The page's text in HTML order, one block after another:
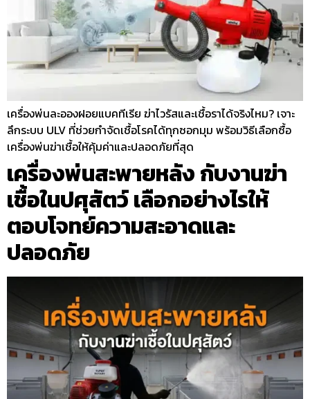
เครื่องพ่นละอองฝอยแบคทีเรีย ฆ่าไวรัสและเชื้อราได้จริงไหม? เจาะ
ลึกระบบ ULV ที่ช่วยกำจัดเชื้อโรคได้ทุกซอกมุม พร้อมวิธีเลือกซื้อ
เครื่องพ่นฆ่าเชื้อให้คุ้มค่าและปลอดภัยที่สุด
เครื่องพ่นสะพายหลัง กับงานฆ่า
เชื้อในปศุสัตว์ เลือกอย่างไรให้
ตอบโจทย์ความสะอาดและ
ปลอดภัย